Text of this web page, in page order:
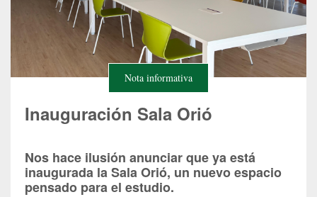
Nota informativa
Inauguración Sala Orió
Nos hace ilusión anunciar que ya está
inaugurada la Sala Orió, un nuevo espacio
pensado para el estudio.